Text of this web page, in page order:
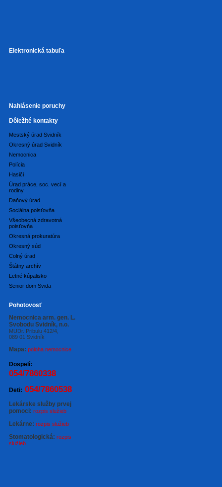
Elektronická tabuľa
Nahlásenie poruchy
Dôležité kontakty
Mestský úrad Svidník
Okresný úrad Svidník
Nemocnica
Polícia
Hasiči
Úrad práce, soc. vecí a
rodiny
Daňový úrad
Sociálna poisťovňa
Všeobecná zdravotná
poisťovňa
Okresná prokuratúra
Okresný súd
Colný úrad
Štátny archív
Letné kúpalisko
Senior dom Svida
Pohotovosť
Nemocnica arm. gen. L.
Svobodu Svidník, n.o.
MUDr. Pribulu 412/4,
089 01 Svidník
Mapa: poloha nemocnice
Dospelí:
054/7860338
Deti: 054/7860538
Lekárske služby prvej
pomoci: rozpis služieb
Lekárne: rozpis služieb
Stomatologická: rozpis
služieb